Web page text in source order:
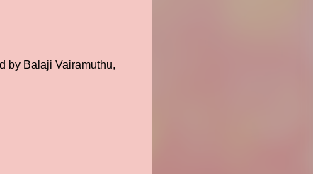
by Balaji Vairamuthu,